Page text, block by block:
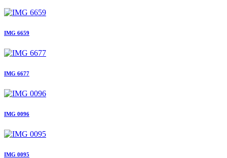
IMG 6659
IMG 6677
IMG 0096
IMG 0095